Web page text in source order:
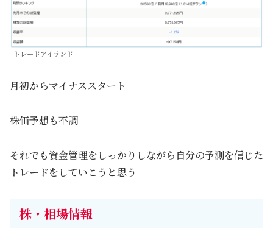
トレードアイランド
月初からマイナススタート
株価予想も不調
それでも資金管理をしっかりしながら自分の予測を信じた
トレードをしていこうと思う
株・相場情報